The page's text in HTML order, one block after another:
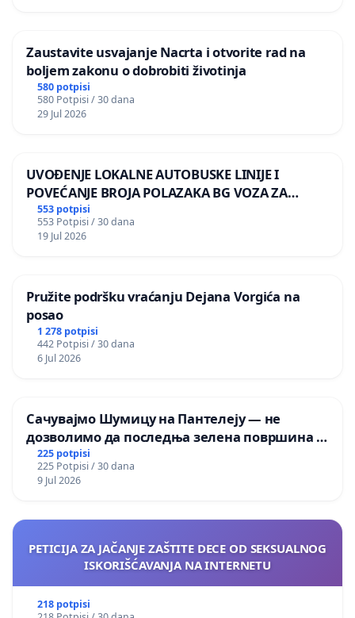
Zaustavite usvajanje Nacrta i otvorite rad na
boljem zakonu o dobrobiti životinja
580 potpisi
580 Potpisi / 30 dana
29 Jul 2026
UVOĐENJE LOKALNE AUTOBUSKE LINIJE I
POVEĆANJE BROJA POLAZAKA BG VOZA ZA
NASELJA LEVE OBALE DUNAVA
553 potpisi
553 Potpisi / 30 dana
19 Jul 2026
Pružite podršku vraćanju Dejana Vorgića na
posao
1 278 potpisi
442 Potpisi / 30 dana
6 Jul 2026
Сачувајмо Шумицу на Пантелеју — не
дозволимо да последња зелена површина у
Мавровској постане депонија
225 potpisi
225 Potpisi / 30 dana
9 Jul 2026
PETICIJA ZA JAČANJE ZAŠTITE DECE OD SEKSUALNOG
ISKORIŠĆAVANJA NA INTERNETU
218 potpisi